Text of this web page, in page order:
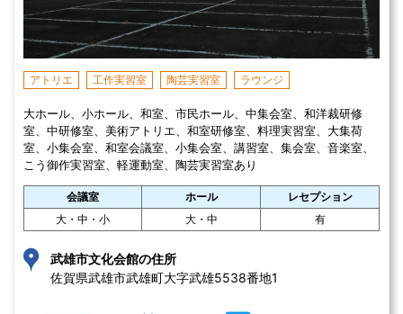
アトリエ 工作実習室 陶芸実習室 ラウンジ
大ホール、小ホール、和室、市民ホール、中集会室、和洋裁研修
室、中研修室、美術アトリエ、和室研修室、料理実習室、大集荷
室、小集会室、和室会議室、小集会室、講習室、集会室、音楽室、
こう御作実習室、軽運動室、陶芸実習室あり
会議室 ホール
レセプション
大・中・小
大・中 有
武雄市文化会館の住所
佐賀県武雄市武雄町大字武雄5538番地1